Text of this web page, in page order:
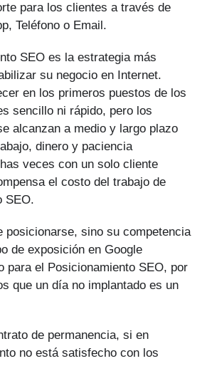
para los clientes a través de
Teléfono o Email.
SEO es la estrategia más
su negocio en Internet.
en los primeros puestos de los
sencillo ni rápido, pero los
alcanzan a medio y largo plazo
dinero y paciencia
veces con un solo cliente
el costo del trabajo de
SEO.
posicionarse, sino su competencia
de exposición en Google
para el Posicionamiento SEO, por
que un día no implantado es un
de permanencia, si en
no está satisfecho con los